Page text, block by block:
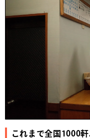
これまで全国1000